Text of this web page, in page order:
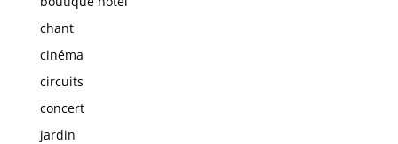
chant
cinéma
circuits
concert
jardin